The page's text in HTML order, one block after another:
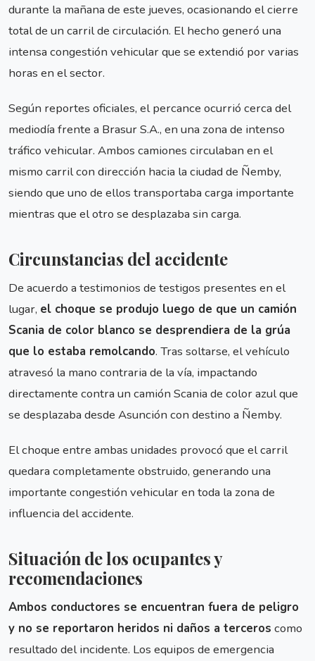
durante la mañana de este jueves, ocasionando el cierre
total de un carril de circulación. El hecho generó una
intensa congestión vehicular que se extendió por varias
horas en el sector.
Según reportes oficiales, el percance ocurrió cerca del
mediodía frente a Brasur S.A., en una zona de intenso
tráfico vehicular. Ambos camiones circulaban en el
mismo carril con dirección hacia la ciudad de Ñemby,
siendo que uno de ellos transportaba carga importante
mientras que el otro se desplazaba sin carga.
Circunstancias del accidente
De acuerdo a testimonios de testigos presentes en el
lugar, el choque se produjo luego de que un camión
Scania de color blanco se desprendiera de la grúa
que lo estaba remolcando. Tras soltarse, el vehículo
atravesó la mano contraria de la vía, impactando
directamente contra un camión Scania de color azul que
se desplazaba desde Asunción con destino a Ñemby.
El choque entre ambas unidades provocó que el carril
quedara completamente obstruido, generando una
importante congestión vehicular en toda la zona de
influencia del accidente.
Situación de los ocupantes y
recomendaciones
Ambos conductores se encuentran fuera de peligro
y no se reportaron heridos ni daños a terceros como
resultado del incidente. Los equipos de emergencia